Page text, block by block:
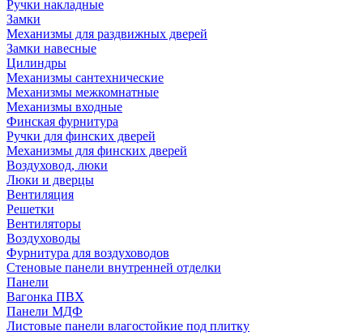
Ручки накладные
Замки
Механизмы для раздвижных дверей
Замки навесные
Цилиндры
Механизмы сантехнические
Механизмы межкомнатные
Механизмы входные
Финская фурнитура
Ручки для финских дверей
Механизмы для финских дверей
Воздуховод, люки
Люки и дверцы
Вентиляция
Решетки
Вентиляторы
Воздуховоды
Фурнитура для воздуховодов
Стеновые панели внутренней отделки
Панели
Вагонка ПВХ
Панели МДФ
Листовые панели влагостойкие под плитку